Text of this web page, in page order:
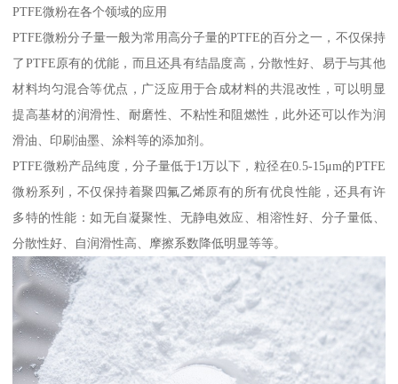
PTFE微粉在各个领域的应用
PTFE微粉分子量一般为常用高分子量的PTFE的百分之一，不仅保持
了PTFE原有的优能，而且还具有结晶度高，分散性好、易于与其他
材料均匀混合等优点，广泛应用于合成材料的共混改性，可以明显
提高基材的润滑性、耐磨性、不粘性和阻燃性，此外还可以作为润
滑油、印刷油墨、涂料等的添加剂。
PTFE微粉产品纯度，分子量低于1万以下，粒径在0.5-15μm的PTFE
微粉系列，不仅保持着聚四氟乙烯原有的所有优良性能，还具有许
多特的性能：如无自凝聚性、无静电效应、相溶性好、分子量低、
分散性好、自润滑性高、摩擦系数降低明显等等。